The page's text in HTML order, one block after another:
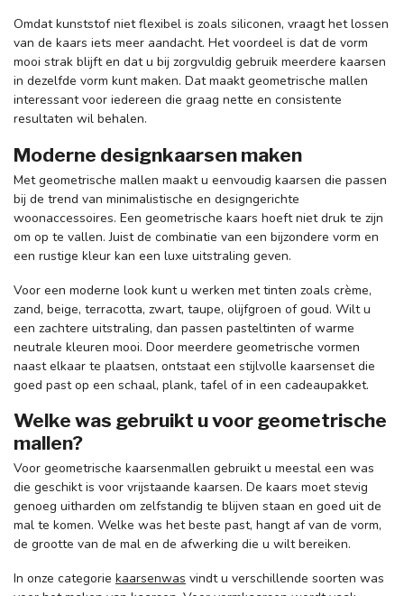
Omdat kunststof niet flexibel is zoals siliconen, vraagt het lossen
van de kaars iets meer aandacht. Het voordeel is dat de vorm
mooi strak blijft en dat u bij zorgvuldig gebruik meerdere kaarsen
in dezelfde vorm kunt maken. Dat maakt geometrische mallen
interessant voor iedereen die graag nette en consistente
resultaten wil behalen.
Moderne designkaarsen maken
Met geometrische mallen maakt u eenvoudig kaarsen die passen
bij de trend van minimalistische en designgerichte
woonaccessoires. Een geometrische kaars hoeft niet druk te zijn
om op te vallen. Juist de combinatie van een bijzondere vorm en
een rustige kleur kan een luxe uitstraling geven.
Voor een moderne look kunt u werken met tinten zoals crème,
zand, beige, terracotta, zwart, taupe, olijfgroen of goud. Wilt u
een zachtere uitstraling, dan passen pasteltinten of warme
neutrale kleuren mooi. Door meerdere geometrische vormen
naast elkaar te plaatsen, ontstaat een stijlvolle kaarsenset die
goed past op een schaal, plank, tafel of in een cadeaupakket.
Welke was gebruikt u voor geometrische
mallen?
Voor geometrische kaarsenmallen gebruikt u meestal een was
die geschikt is voor vrijstaande kaarsen. De kaars moet stevig
genoeg uitharden om zelfstandig te blijven staan en goed uit de
mal te komen. Welke was het beste past, hangt af van de vorm,
de grootte van de mal en de afwerking die u wilt bereiken.
In onze categorie kaarsenwas vindt u verschillende soorten was